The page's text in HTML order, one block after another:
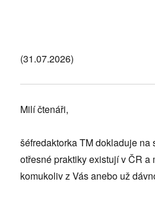
(31.07.2026)
Milí čtenáři,
šéfredaktorka TM dokladuje na
otřesné praktiky existují v ČR a
komukoliv z Vás anebo už